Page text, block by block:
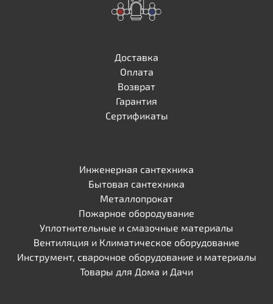
Доставка
Оплата
Возврат
Гарантия
Сертификаты
Инженерная сантехника
Бытовая сантехника
Металлопрокат
Пожарное обородувание
Уплотнительные и смазочные материалы
Вентиляция и Климатическое оборудование
Инструмент, сварочное оборудование и материалы
Товары для Дома и Дачи